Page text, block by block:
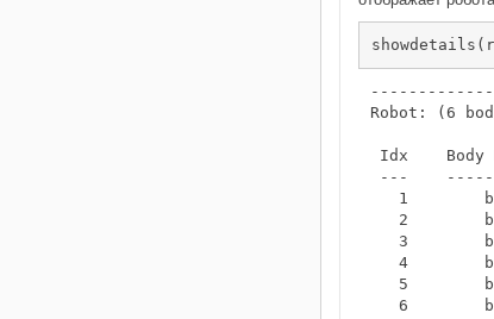
Robot: (6
Idx    Body
---
1
2
3
4
5
6